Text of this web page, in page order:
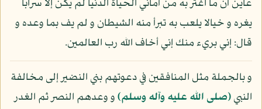
عاين أن ما اغتر به من أماني الحياة الدنيا لم يكن إلا سرابا
يغره و خيالا يلعب به تبرأ منه الشيطان و لم يف بما وعده و
قال: إني بريء منك إني أخاف الله رب العالمين.
و بالجملة مثل المنافقين في دعوتهم بني النضير إلى مخالفة
النبي(صلى الله عليه وآله وسلم)و وعدهم النصر ثم الغدر